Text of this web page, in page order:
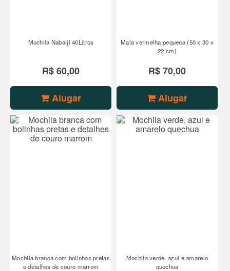
Mochila Nabaiji 40Litros
R$ 60,00
Alugar
Mala vermelha pequena (50 x 30 x
22 cm)
R$ 70,00
Alugar
Mochila branca com bolinhas pretas
e detalhes de couro marrom
Mochila verde, azul e amarelo
quechua